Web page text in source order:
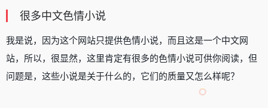
很多中文色情小说
我是说，因为这个网站只提供色情小说，而且这是一个中文网
站，所以，很显然，这里肯定有很多的色情小说可供你阅读，但
问题是，这些小说是关于什么的，它们的质量又怎么样呢？